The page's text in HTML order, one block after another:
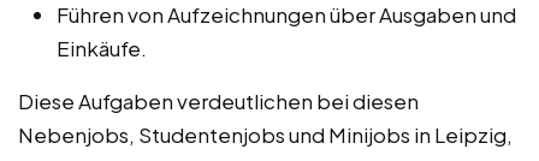
Führen von Aufzeichnungen über Ausgaben und
Einkäufe.
Diese Aufgaben verdeutlichen bei diesen
Nebenjobs, Studentenjobs und Minijobs in Leipzig,